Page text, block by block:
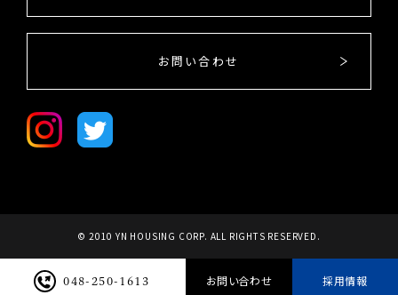
048-250-1613 お問い合わせ 採用情報
お問い合わせ
© 2010 YN HOUSING CORP. ALL RIGHTS RESERVED.